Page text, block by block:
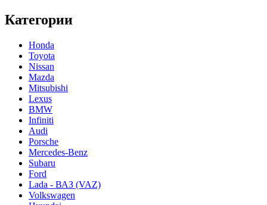
Категории
Honda
Toyota
Nissan
Mazda
Mitsubishi
Lexus
BMW
Infiniti
Audi
Porsche
Mercedes-Benz
Subaru
Ford
Lada - ВАЗ (VAZ)
Volkswagen